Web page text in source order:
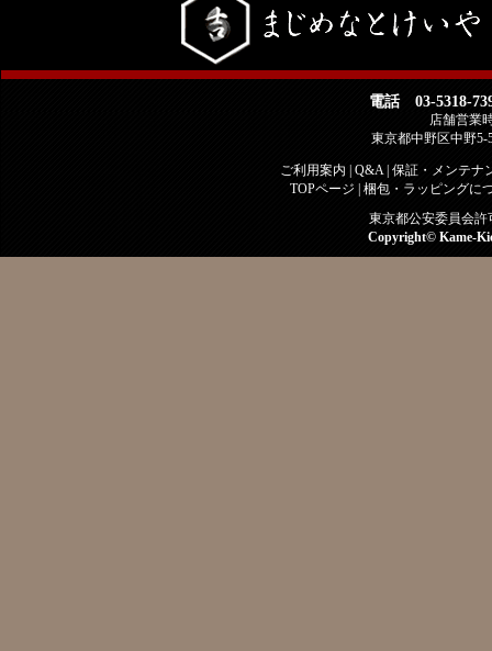
電話 03-5318-
店舗営業
東京都中野区中野
ご利用案内 Q&A| 保証・メンテナ
TOPページ
梱包・ラッピングに
東京都公安委員会許
Copyright© Kame-